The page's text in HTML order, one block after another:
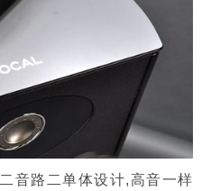
音路二单体设计,高音一样